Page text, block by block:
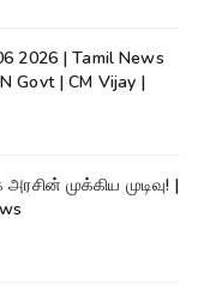
2026 | Tamil News
Govt | CM Vijay |
அரசின் முக்கிய முடிவு! |